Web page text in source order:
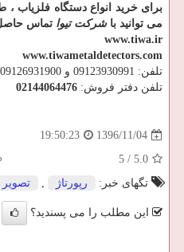
برای خرید انواع دستگاه فلزیاب
می توانید باشرکت تیوا تماس
www.tiwa.ir
www.tiwametaldetectors.com
تلفن: 09123930991 و 09126931900
تلفن دفتر فروش: 02144064476
1396/11/04
19:50:23
5.0
/
5
تگهای خبر:
رپورتاژ , تصویر
این مطلب را می پسندید؟